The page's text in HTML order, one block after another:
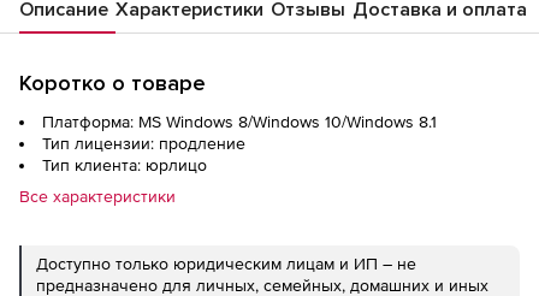
Описание Характеристики Отзывы Доставка и оплата
Коротко о товаре
Платформа: MS Windows 8/Windows 10/Windows 8.1
Тип лицензии: продление
Тип клиента: юрлицо
Все характеристики
Доступно только юридическим лицам и ИП – не
предназначено для личных, семейных, домашних и иных